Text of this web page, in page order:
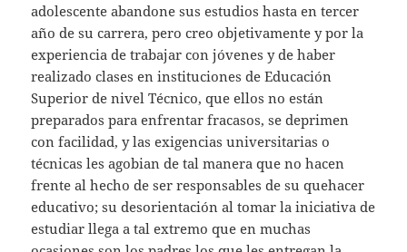
adolescente abandone sus estudios hasta en tercer
año de su carrera, pero creo objetivamente y por la
experiencia de trabajar con jóvenes y de haber
realizado clases en instituciones de Educación
Superior de nivel Técnico, que ellos no están
preparados para enfrentar fracasos, se deprimen
con facilidad, y las exigencias universitarias o
técnicas les agobian de tal manera que no hacen
frente al hecho de ser responsables de su quehacer
educativo; su desorientación al tomar la iniciativa de
estudiar llega a tal extremo que en muchas